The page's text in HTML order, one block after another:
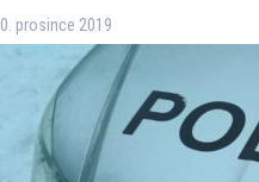
prosince 2019